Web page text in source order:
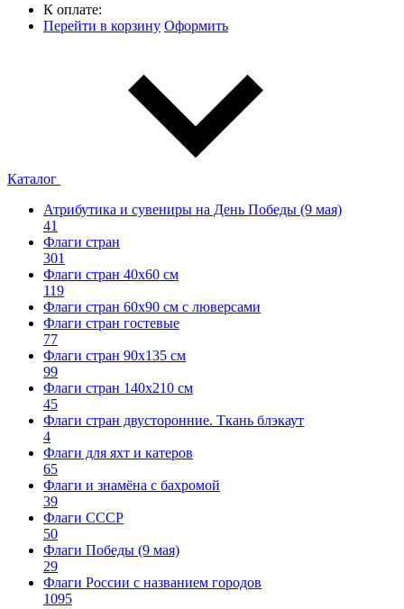
К оплате:
Перейти в корзину Оформить
Каталог
Атрибутика и сувениры на День Победы (9 мая)
41
Флаги стран
301
Флаги стран 40х60 см
119
Флаги стран 60x90 см с люверсами
Флаги стран гостевые
77
Флаги стран 90х135 см
99
Флаги стран 140х210 см
45
Флаги стран двусторонние. Ткань блэкаут
4
Флаги для яхт и катеров
65
Флаги и знамёна с бахромой
39
Флаги СССР
50
Флаги Победы (9 мая)
29
Флаги России с названием городов
1095